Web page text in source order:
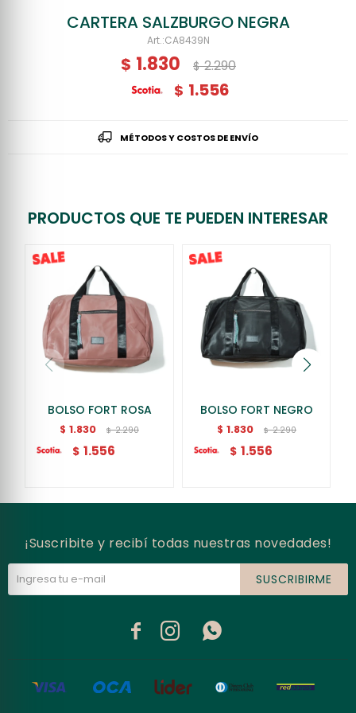
CARTERA SALZBURGO NEGRA
CA8439N
$ 1.830 $ 2.290
$ 1.556
MÉTODOS Y COSTOS DE ENVÍO
PRODUCTOS QUE TE PUEDEN INTERESAR
BOLSO FORT ROSA
$ 1.830 $ 2.290
$ 1.556
BOLSO FORT NEGRO
$ 1.830 $ 2.290
$ 1.556
¡Suscribite y recibí todas nuestras novedades!
SUSCRIBIRME
  